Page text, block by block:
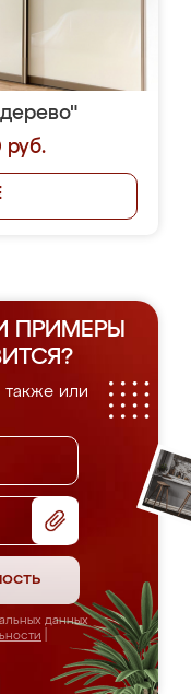
руб.
ПРИМЕРЫ
или
данных